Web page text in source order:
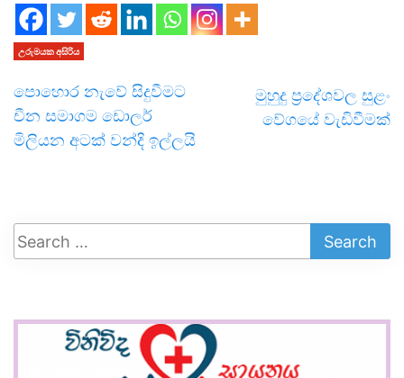
උරුමයක අසිරිය
පොහොර නැවේ සිදුවීමට
චීන සමාගම ඩොලර්
මිලියන අටක් වන්දි ඉල්ලයි
මුහුදු ප්‍රදේශවල සුළං
වේගයේ වැඩිවීමක්